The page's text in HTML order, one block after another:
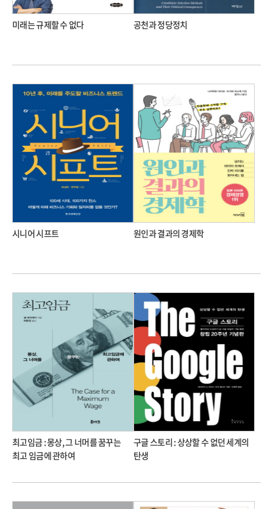
미래는 규제할 수 없다 공천과 정당정치
시니어 시프트 원인과 결과의 경제학
최고임금 : 몽상, 그 너머를 꿈꾸는
최고 임금에 관하여
구글 스토리 : 상상할 수 없던 세계의
탄생